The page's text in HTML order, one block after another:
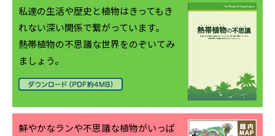
私達の生活や歴史と植物はきってもき
れない深い関係で繋がっています。
熱帯植物の不思議な世界をのぞいてみ
ましょう。
鮮やかなランや不思議な植物がいっぱ